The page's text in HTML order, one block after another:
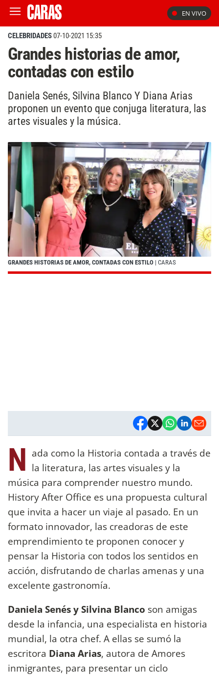
EN VIVO
CELEBRIDADES07-10-2021 15:35
Grandes historias de amor,
contadas con estilo
Daniela Senés, Silvina Blanco Y Diana Arias
proponen un evento que conjuga literatura, las
artes visuales y la música.
GRANDES HISTORIAS DE AMOR, CONTADAS CON ESTILO | CARAS
N ada como la Historia contada a través de
la literatura, las artes visuales y la
música para comprender nuestro mundo.
History After Office es una propuesta cultural
que invita a hacer un viaje al pasado. En un
formato innovador, las creadoras de este
emprendimiento te proponen conocer y
pensar la Historia con todos los sentidos en
acción, disfrutando de charlas amenas y una
excelente gastronomía.
Daniela Senés y Silvina Blanco son amigas
desde la infancia, una especialista en historia
mundial, la otra chef. A ellas se sumó la
escritora Diana Arias, autora de Amores
inmigrantes, para presentar un ciclo